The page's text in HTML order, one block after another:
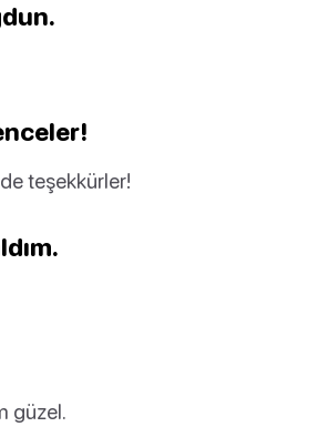
teşekkürler!
güzel.